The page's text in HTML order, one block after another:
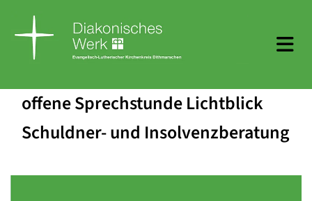
offene Sprechstunde Lichtblick
Schuldner- und Insolvenzberatung